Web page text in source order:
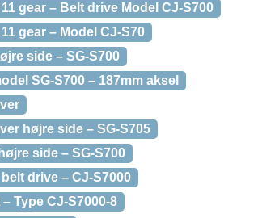
gear – Belt drive Model CJ-S700
gear – Model CJ-S70
side – SG-S700
SG-S700 – 187mm aksel
højre side – SG-S705
side – SG-S700
drive – CJ-S7000
Type CJ-S7000-8